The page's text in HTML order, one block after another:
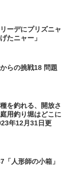
ーデにプリズニャ
たニャー」
らの挑戦18 問題
を釣れる、開放さ
用釣り堀はどこに
年12月31日更
「人形師の小箱」